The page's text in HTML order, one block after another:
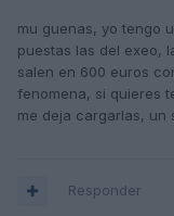
mu guenas, yo tengo
puestas las del exeo,
salen en 600 euros
fenomena, si quieres
me deja cargarlas, un
Responder